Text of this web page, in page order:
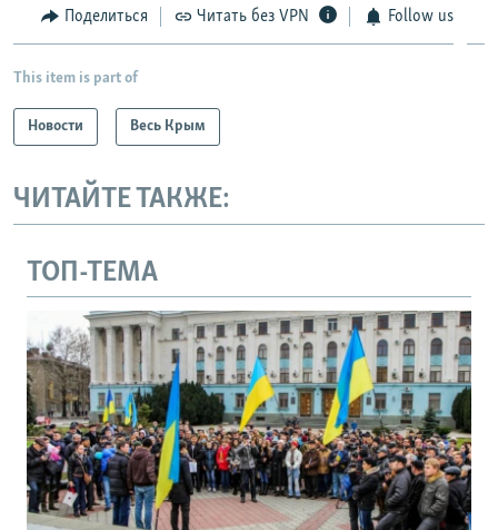
Поделиться Читать без VPN Follow us
This item is part of
Новости Весь Крым
ЧИТАЙТЕ ТАКЖЕ:
ТОП-ТЕМА